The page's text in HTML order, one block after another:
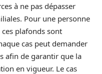
à ne pas dépasser
Pour une personne
plafonds sont
cas peut demander
afin de garantir que la
en vigueur. Le cas